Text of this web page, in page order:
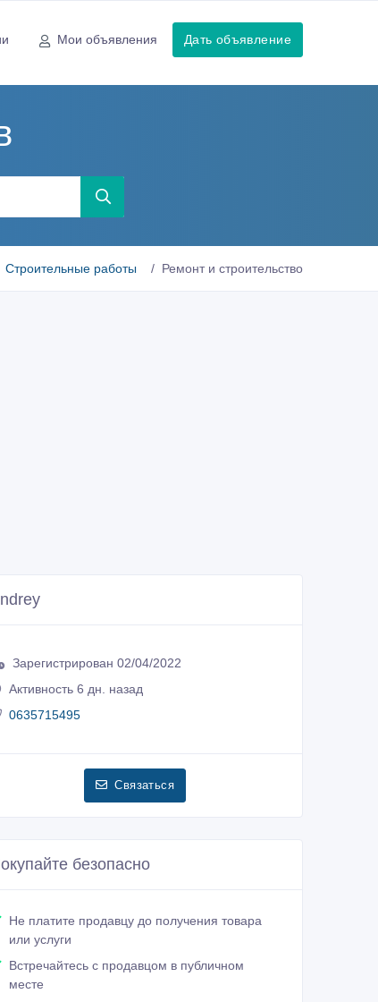
Мои объявления Дать объявление
Строительные работы Ремонт и строительство
Зарегистрирован 02/04/2022
Активность 6 дн. назад
0635715495
Связаться
безопасно
Не платите продавцу до получения товара
или услуги
Встречайтесь с продавцом в публичном
месте